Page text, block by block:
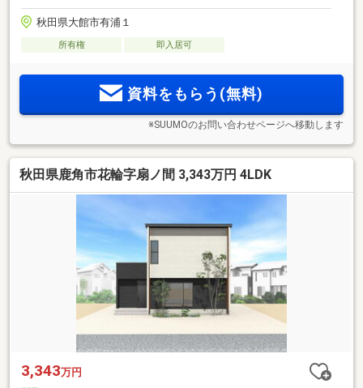
秋田県大館市有浦１
所有権 即入居可
資料をもらう(無料)
※SUUMOのお問い合わせページへ移動します
秋田県鹿角市花輪字扇ノ間 3,343万円 4LDK
3,343万円